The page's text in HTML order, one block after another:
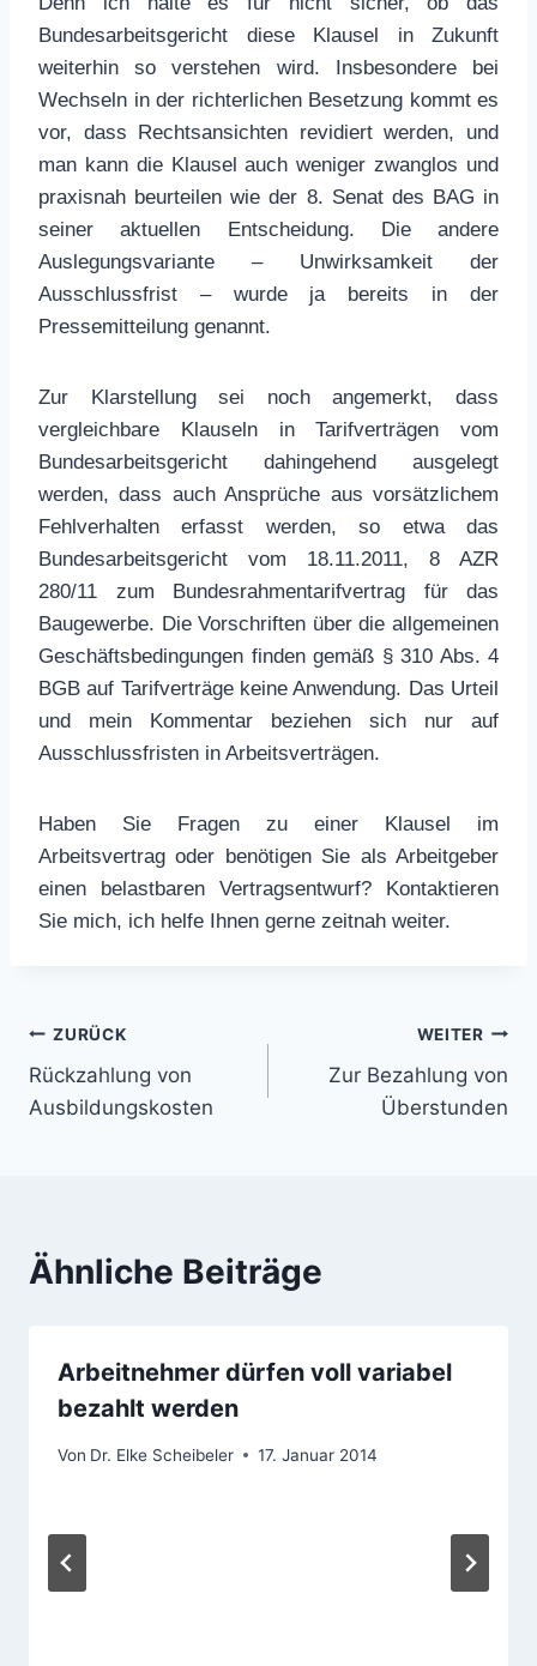
Bundesarbeitsgericht diese Klausel in Zukunft
weiterhin so verstehen wird. Insbesondere bei
Wechseln in der richterlichen Besetzung kommt es
vor, dass Rechtsansichten revidiert werden, und
man kann die Klausel auch weniger zwanglos und
praxisnah beurteilen wie der 8. Senat des BAG in
seiner aktuellen Entscheidung. Die andere
Auslegungsvariante – Unwirksamkeit der
Ausschlussfrist – wurde ja bereits in der
Pressemitteilung genannt.
Zur Klarstellung sei noch angemerkt, dass
vergleichbare Klauseln in Tarifverträgen vom
Bundesarbeitsgericht dahingehend ausgelegt
werden, dass auch Ansprüche aus vorsätzlichem
Fehlverhalten erfasst werden, so etwa das
Bundesarbeitsgericht vom 18.11.2011, 8 AZR
280/11 zum Bundesrahmentarifvertrag für das
Baugewerbe. Die Vorschriften über die allgemeinen
Geschäftsbedingungen finden gemäß § 310 Abs. 4
BGB auf Tarifverträge keine Anwendung. Das Urteil
und mein Kommentar beziehen sich nur auf
Ausschlussfristen in Arbeitsverträgen.
Haben Sie Fragen zu einer Klausel im
Arbeitsvertrag oder benötigen Sie als Arbeitgeber
einen belastbaren Vertragsentwurf? Kontaktieren
Sie mich, ich helfe Ihnen gerne zeitnah weiter.
Beitragsnavigation
ZURÜCK
Rückzahlung von
Ausbildungskosten
WEITER
Zur Bezahlung von
Überstunden
Ähnliche Beiträge
Arbeitnehmer dürfen voll variabel
bezahlt werden
Von Dr. Elke Scheibeler 17. Januar 2014